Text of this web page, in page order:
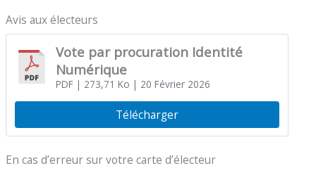
Avis aux électeurs
Vote par procuration Identité
Numérique
PDF| 273,71 Ko | 20 Février 2026
Télécharger
En cas d’erreur sur votre carte d’électeur